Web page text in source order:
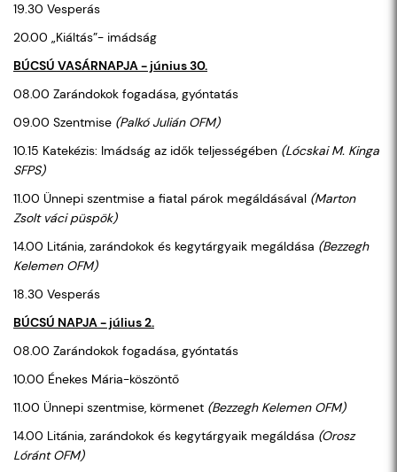
19.30 Vesperás
20.00 „Kiáltás”- imádság
BÚCSÚ VASÁRNAPJA - június 30.
08.00 Zarándokok fogadása, gyóntatás
09.00 Szentmise (Palkó Julián OFM)
10.15 Katekézis: Imádság az idők teljességében (Lócskai M. Kinga
SFPS)
11.00 Ünnepi szentmise a fiatal párok megáldásával (Marton
Zsolt váci püspök)
14.00 Litánia, zarándokok és kegytárgyaik megáldása (Bezzegh
Kelemen OFM)
18.30 Vesperás
BÚCSÚ NAPJA - július 2.
08.00 Zarándokok fogadása, gyóntatás
10.00 Énekes Mária-köszöntő
11.00 Ünnepi szentmise, körmenet (Bezzegh Kelemen OFM)
14.00 Litánia, zarándokok és kegytárgyaik megáldása (Orosz
Lóránt OFM)